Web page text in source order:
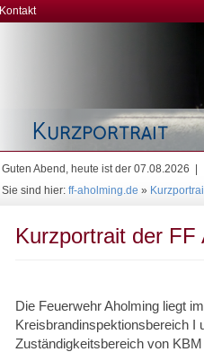
Kontakt
Guten Abend, heute ist der 07.08.2026 |
Sie sind hier: ff-aholming.de »
Kurzportrait der FF
Die Feuerwehr Aholming liegt
Kreisbrandinspektionsbereich I
Zuständigkeitsbereich von